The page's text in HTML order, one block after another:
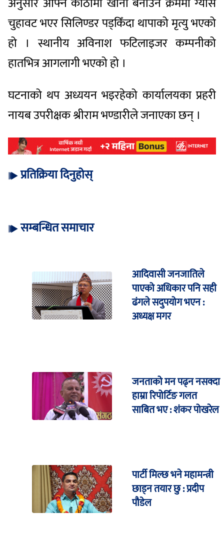
चुहावट भएर सिलिण्डर पड्किँदा थापाको मृत्यु भएको
हो । स्थानीय अविनाश फटिलाइजर कम्पनीको
हातभित्र आगलागी भएको हो ।
घटनाको थप अध्ययन भइरहेको कार्यालयका प्रहरी
नायब उपरीक्षक श्रीराम भण्डारीले जनाएका छन् ।
प्रतिक्रिया दिनुहोस्
सम्बन्धित समाचार
आदिवासी जनजातिले
पाएको अधिकार पनि सही
ढंगले सदुपयोग भएन :
अध्यक्ष मगर
जनताको मन पढ्न नसक्दा
हाम्रा रिपोर्टिङ गलत
साबित भए : शंकर पोखरेल
पार्टी मिल्छ भने महामन्त्री
छाड्न तयार छु : प्रदीप
पौडेल